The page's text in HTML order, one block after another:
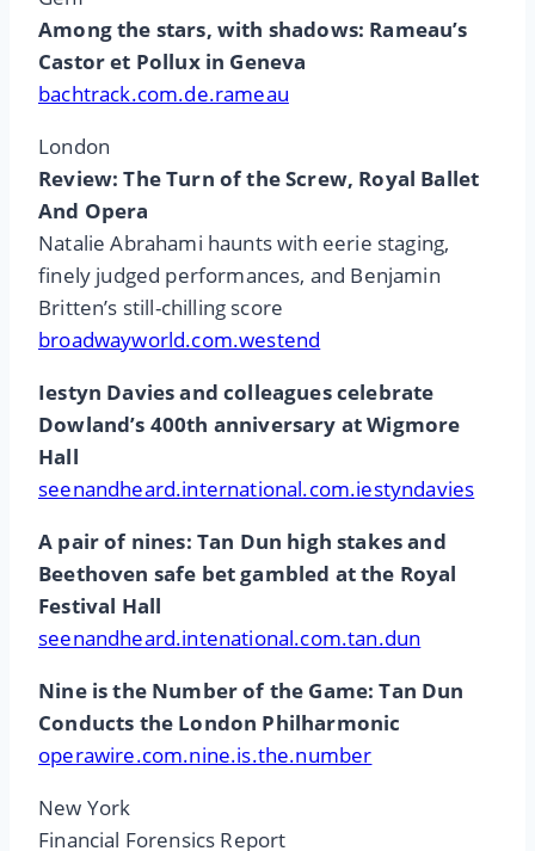
Among the stars, with shadows: Rameau’s
Castor et Pollux in Geneva
bachtrack.com.de.rameau
London
Review: The Turn of the Screw, Royal Ballet
And Opera
Natalie Abrahami haunts with eerie staging,
finely judged performances, and Benjamin
Britten’s still-chilling score
broadwayworld.com.westend
Iestyn Davies and colleagues celebrate
Dowland’s 400th anniversary at Wigmore
Hall
seenandheard.international.com.iestyndavies
A pair of nines: Tan Dun high stakes and
Beethoven safe bet gambled at the Royal
Festival Hall
seenandheard.intenational.com.tan.dun
Nine is the Number of the Game: Tan Dun
Conducts the London Philharmonic
operawire.com.nine.is.the.number
New York
Financial Forensics Report